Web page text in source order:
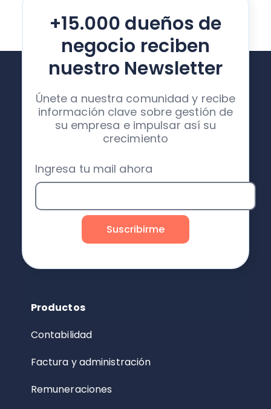
+15.000 dueños de
negocio reciben
nuestro Newsletter
Únete a nuestra comunidad y recibe
información clave sobre gestión de
su empresa e impulsar así su
crecimiento
Ingresa tu mail ahora
Productos
Contabilidad
Factura y administración
Remuneraciones